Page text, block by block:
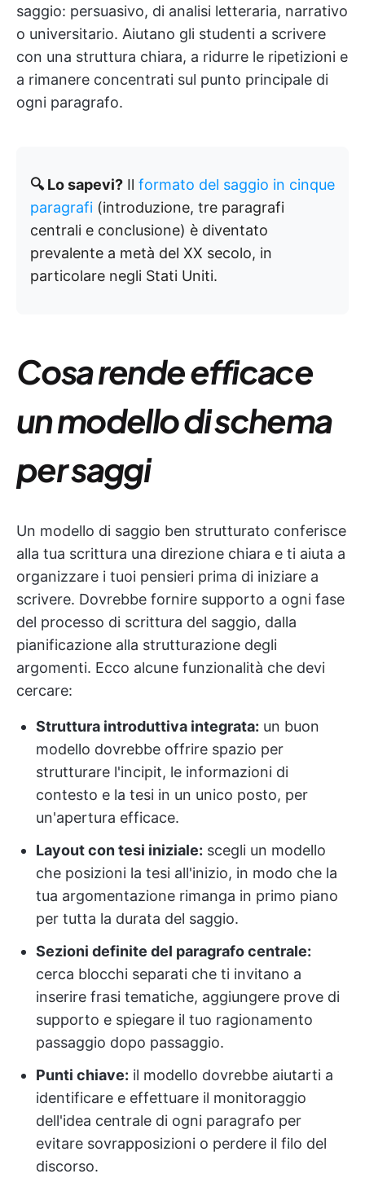
saggio: persuasivo, di analisi letteraria, narrativo
o universitario. Aiutano gli studenti a scrivere
con una struttura chiara, a ridurre le ripetizioni e
a rimanere concentrati sul punto principale di
ogni paragrafo.
🔍 Lo sapevi? Il formato del saggio in cinque
paragrafi (introduzione, tre paragrafi
centrali e conclusione) è diventato
prevalente a metà del XX secolo, in
particolare negli Stati Uniti.
Cosa rende efficace
un modello di schema
per saggi
Un modello di saggio ben strutturato conferisce
alla tua scrittura una direzione chiara e ti aiuta a
organizzare i tuoi pensieri prima di iniziare a
scrivere. Dovrebbe fornire supporto a ogni fase
del processo di scrittura del saggio, dalla
pianificazione alla strutturazione degli
argomenti. Ecco alcune funzionalità che devi
cercare:
Struttura introduttiva integrata: un buon
modello dovrebbe offrire spazio per
strutturare l'incipit, le informazioni di
contesto e la tesi in un unico posto, per
un'apertura efficace.
Layout con tesi iniziale: scegli un modello
che posizioni la tesi all'inizio, in modo che la
tua argomentazione rimanga in primo piano
per tutta la durata del saggio.
Sezioni definite del paragrafo centrale:
cerca blocchi separati che ti invitano a
inserire frasi tematiche, aggiungere prove di
supporto e spiegare il tuo ragionamento
passaggio dopo passaggio.
Punti chiave: il modello dovrebbe aiutarti a
identificare e effettuare il monitoraggio
dell'idea centrale di ogni paragrafo per
evitare sovrapposizioni o perdere il filo del
discorso.